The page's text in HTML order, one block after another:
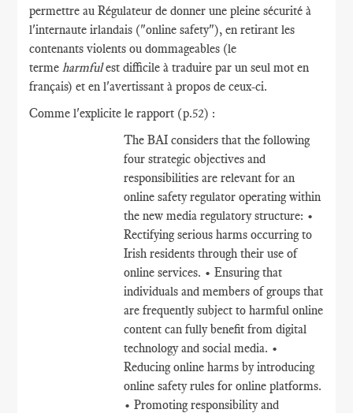
permettre au Régulateur de donner une pleine sécurité à
l'internaute irlandais ("online safety"), en retirant les
contenants violents ou dommageables (le
termeharmfulest difficile à traduire par un seul mot en
français) et en l'avertissant à propos de ceux-ci.
Comme l'explicite le rapport (p.52) :
The BAI considers that the following
four strategic objectives and
responsibilities are relevant for an
online safety regulator operating within
the new media regulatory structure: •
Rectifying serious harms occurring to
Irish residents through their use of
online services. • Ensuring that
individuals and members of groups that
are frequently subject to harmful online
content can fully benefit from digital
technology and social media. •
Reducing online harms by introducing
online safety rules for online platforms.
• Promoting responsibility and